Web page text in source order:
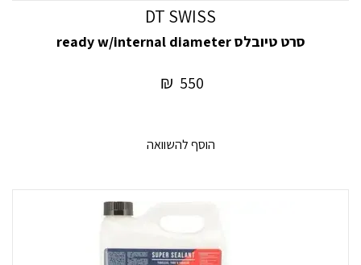
DT SWISS
סרט טיובלס ready w/internal diameter
550
₪